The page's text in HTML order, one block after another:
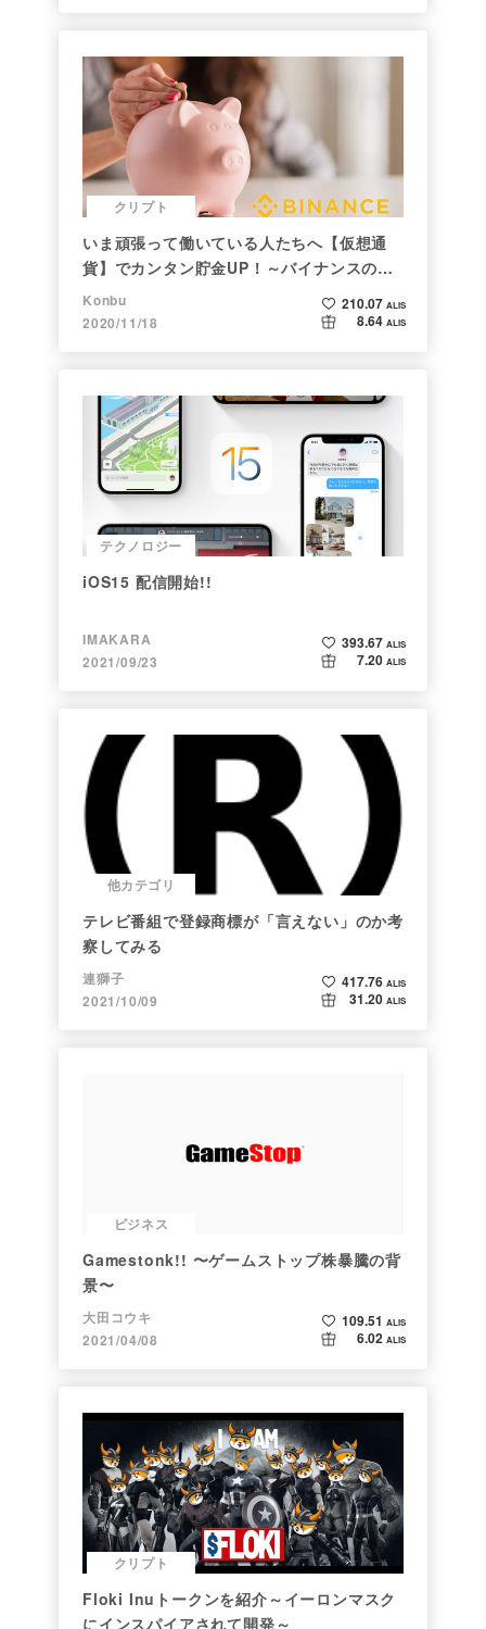
クリプト
いま頑張って働いている人たちへ【仮想通
貨】でカンタン貯金UP！～バイナンスの使
い方初心者編～
Konbu
2020/11/18
210.07 ALIS
8.64 ALIS
テクノロジー
iOS15 配信開始!!
IMAKARA
2021/09/23
393.67 ALIS
7.20 ALIS
他カテゴリ
テレビ番組で登録商標が「言えない」のか考
察してみる
連獅子
2021/10/09
417.76 ALIS
31.20 ALIS
ビジネス
Gamestonk!! 〜ゲームストップ株暴騰の背
景〜
大田コウキ
2021/04/08
109.51 ALIS
6.02 ALIS
クリプト
Floki Inuトークンを紹介～イーロンマスク
にインスパイアされて開発～